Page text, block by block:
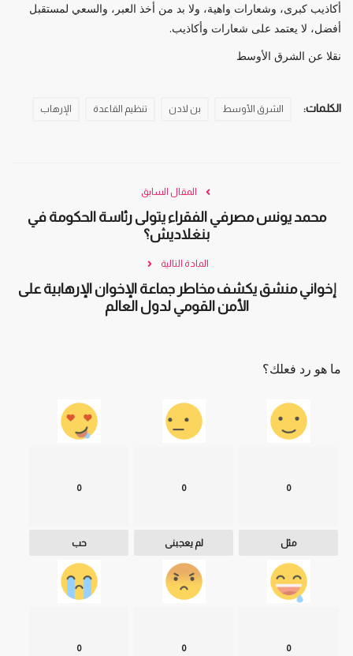
أكاذيب كبرى، وشعارات واهية، ولا بد من أخذ العبر، والسعي لمستقبل
أفضل، لا يعتمد على شعارات وأكاذيب.
نقلا عن الشرق الأوسط
الكلمات: الشرق الأوسط بن لادن تنظيم القاعدة الإرهاب
المقال السابق
محمد يونس مصرفي الفقراء يتولى رئاسة الحكومة في
بنغلاديش؟
المادة التالية
إخواني منشق يكشف مخاطر جماعة الإخوان الإرهابية على
الأمن القومي لدول العالم
ما هو رد فعلك؟
0
مثل
0
لم يعجبنى
0
حب
0
0
0